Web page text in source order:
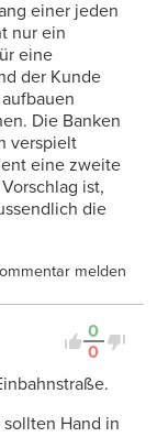
einer jeden
nur ein
eine
der Kunde
Die Banken
verspielt
eine zweite
ist,
die
melden
0
0
Hand in